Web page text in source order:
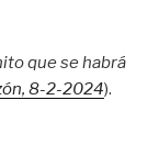
que se habrá
, 8-2-2024).